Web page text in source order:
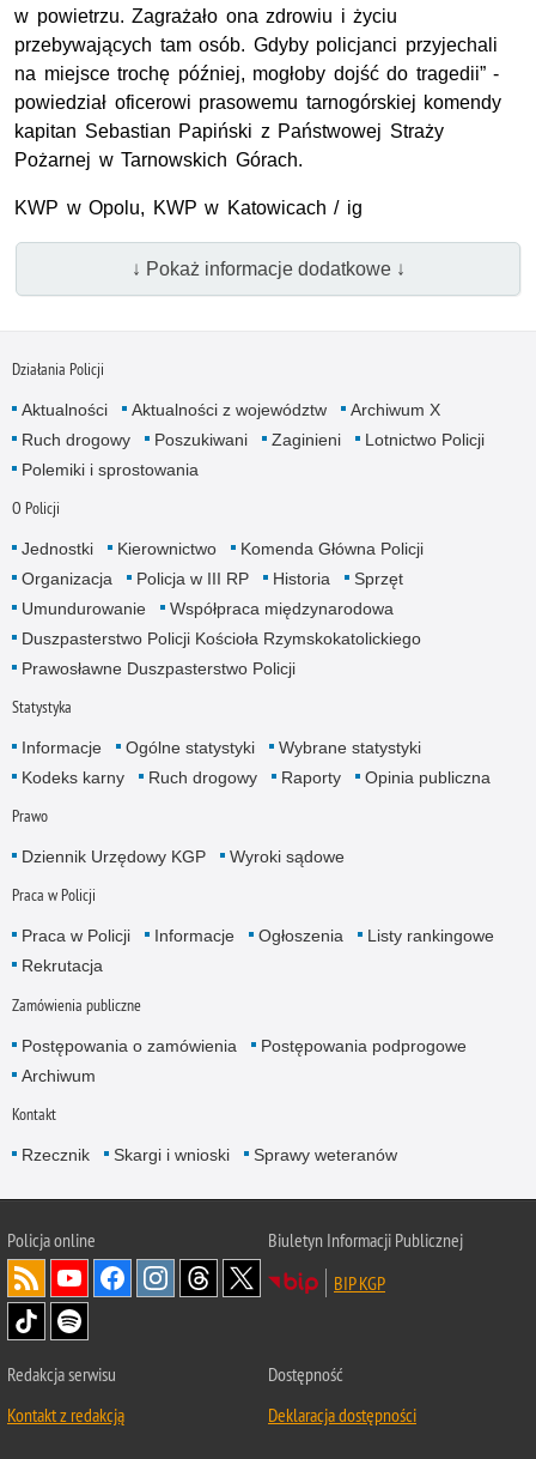
w powietrzu. Zagrażało ona zdrowiu i życiu
przebywających tam osób. Gdyby policjanci przyjechali
na miejsce trochę później, mogłoby dojść do tragedii” -
powiedział oficerowi prasowemu tarnogórskiej komendy
kapitan Sebastian Papiński z Państwowej Straży
Pożarnej w Tarnowskich Górach.
KWP w Opolu, KWP w Katowicach / ig
↓ Pokaż informacje dodatkowe ↓
Działania Policji
Aktualności Aktualności z województw
Archiwum X
Ruch drogowy
Poszukiwani Zaginieni
Lotnictwo Policji
Polemiki i sprostowania
O Policji
Jednostki Kierownictwo
Komenda Główna Policji
Organizacja
Policja w III RP Historia
Sprzęt
Umundurowanie
Współpraca międzynarodowa
Duszpasterstwo Policji Kościoła Rzymskokatolickiego
Prawosławne Duszpasterstwo Policji
Statystyka
Informacje Ogólne statystyki
Wybrane statystyki
Kodeks karny
Ruch drogowy Raporty Opinia publiczna
Prawo
Dziennik Urzędowy KGP Wyroki sądowe
Praca w Policji
Praca w Policji Informacje Ogłoszenia
Listy rankingowe
Rekrutacja
Zamówienia publiczne
Postępowania o zamówienia
Postępowania podprogowe
Archiwum
Kontakt
Rzecznik Skargi i wnioski Sprawy weteranów
Policjaonline
Biuletyn Informacji Publicznej
BIP KGP
Redakcja serwisu
Kontakt z redakcją
Dostępność
Deklaracja dostępności